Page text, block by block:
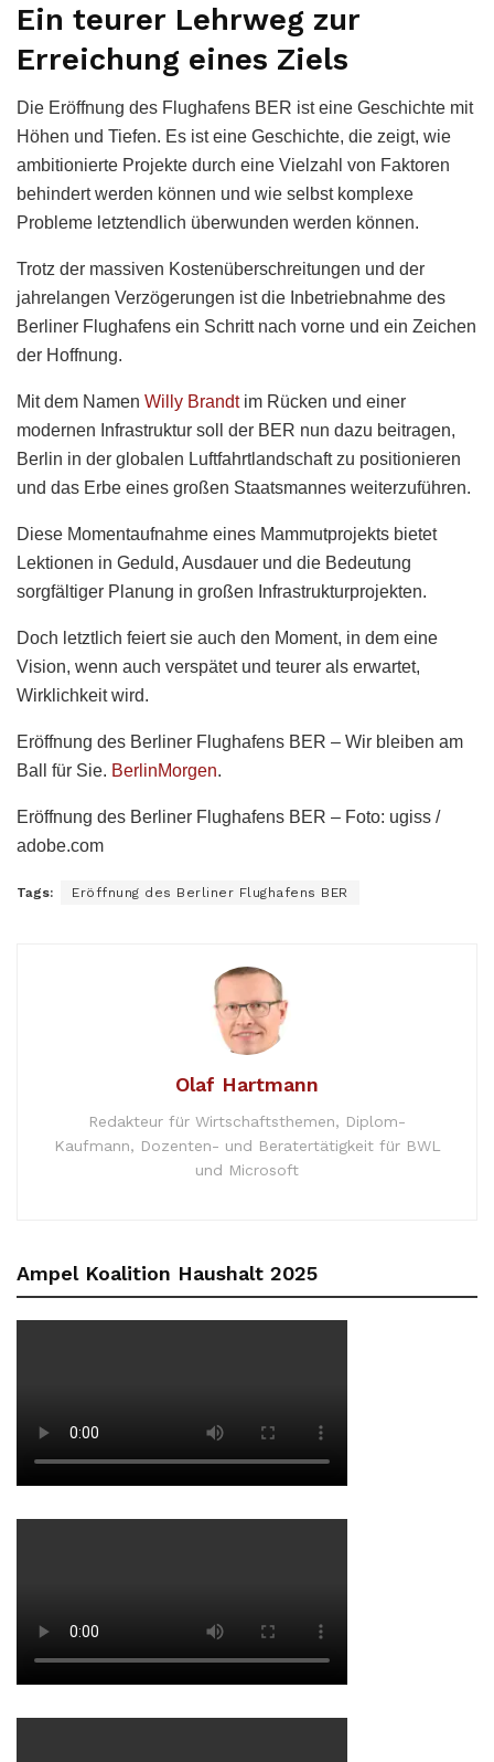
Ein teurer Lehrweg zur
Erreichung eines Ziels
Die Eröffnung des Flughafens BER ist eine Geschichte mit
Höhen und Tiefen. Es ist eine Geschichte, die zeigt, wie
ambitionierte Projekte durch eine Vielzahl von Faktoren
behindert werden können und wie selbst komplexe
Probleme letztendlich überwunden werden können.
Trotz der massiven Kostenüberschreitungen und der
jahrelangen Verzögerungen ist die Inbetriebnahme des
Berliner Flughafens ein Schritt nach vorne und ein Zeichen
der Hoffnung.
Mit dem Namen Willy Brandtim Rücken und einer
modernen Infrastruktur soll der BER nun dazu beitragen,
Berlin in der globalen Luftfahrtlandschaft zu positionieren
und das Erbe eines großen Staatsmannes weiterzuführen.
Diese Momentaufnahme eines Mammutprojekts bietet
Lektionen in Geduld, Ausdauer und die Bedeutung
sorgfältiger Planung in großen Infrastrukturprojekten.
Doch letztlich feiert sie auch den Moment, in dem eine
Vision, wenn auch verspätet und teurer als erwartet,
Wirklichkeit wird.
Eröffnung des Berliner Flughafens BER – Wir bleiben am
Ball für Sie. BerlinMorgen.
Eröffnung des Berliner Flughafens BER – Foto: ugiss /
adobe.com
Tags: Eröffnung des Berliner Flughafens BER
Olaf Hartmann
Redakteur für Wirtschaftsthemen, Diplom-
Kaufmann, Dozenten- und Beratertätigkeit für BWL
und Microsoft
Ampel Koalition Haushalt 2025